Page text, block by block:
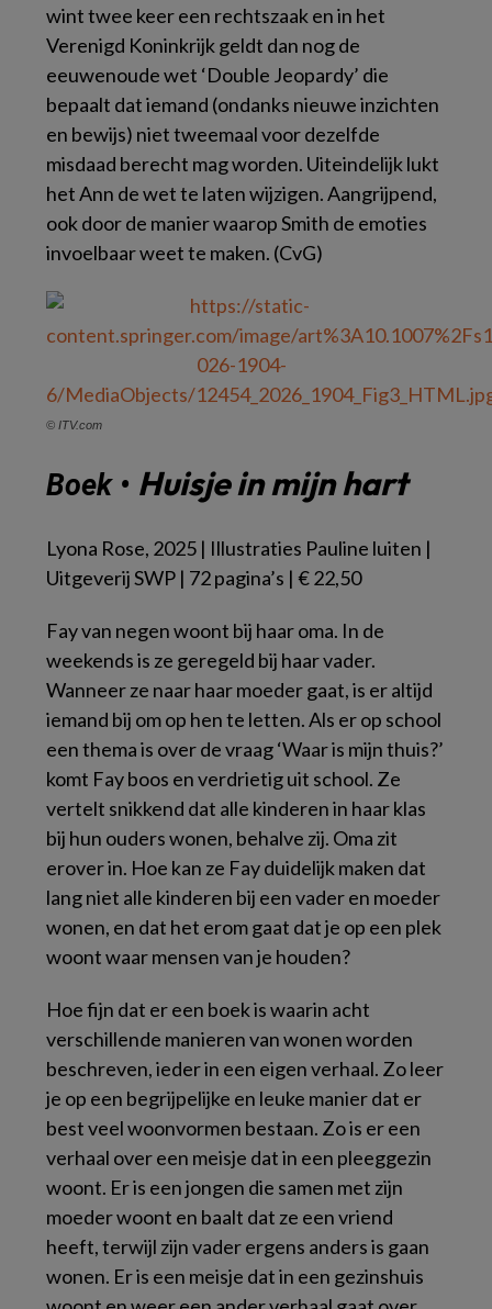
wint twee keer een rechtszaak en in het
Verenigd Koninkrijk geldt dan nog de
eeuwenoude wet ‘Double Jeopardy’ die
bepaalt dat iemand (ondanks nieuwe inzichten
en bewijs) niet tweemaal voor dezelfde
misdaad berecht mag worden. Uiteindelijk lukt
het Ann de wet te laten wijzigen. Aangrijpend,
ook door de manier waarop Smith de emoties
invoelbaar weet te maken. (CvG)
© ITV.com
Boek • Huisje in mijn hart
Lyona Rose, 2025 | Illustraties Pauline luiten |
Uitgeverij SWP | 72 pagina’s | € 22,50
Fay van negen woont bij haar oma. In de
weekends is ze geregeld bij haar vader.
Wanneer ze naar haar moeder gaat, is er altijd
iemand bij om op hen te letten. Als er op school
een thema is over de vraag ‘Waar is mijn thuis?’
komt Fay boos en verdrietig uit school. Ze
vertelt snikkend dat alle kinderen in haar klas
bij hun ouders wonen, behalve zij. Oma zit
erover in. Hoe kan ze Fay duidelijk maken dat
lang niet alle kinderen bij een vader en moeder
wonen, en dat het erom gaat dat je op een plek
woont waar mensen van je houden?
Hoe fijn dat er een boek is waarin acht
verschillende manieren van wonen worden
beschreven, ieder in een eigen verhaal. Zo leer
je op een begrijpelijke en leuke manier dat er
best veel woonvormen bestaan. Zo is er een
verhaal over een meisje dat in een pleeggezin
woont. Er is een jongen die samen met zijn
moeder woont en baalt dat ze een vriend
heeft, terwijl zijn vader ergens anders is gaan
wonen. Er is een meisje dat in een gezinshuis